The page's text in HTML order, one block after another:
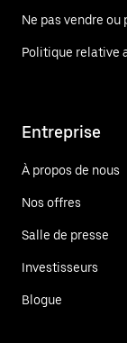
Ne pas vendre
Politique relative
Entreprise
À propos de nous
Nos offres
Salle de presse
Investisseurs
Blogue